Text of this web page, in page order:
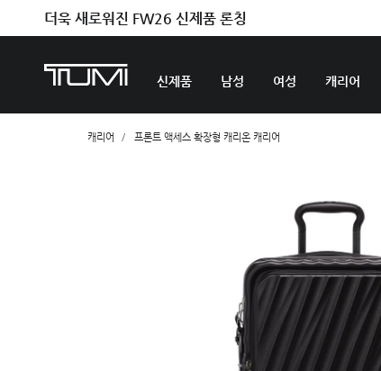
더욱 새로워진 FW26 신제품 론칭
신제품 남성 여성 캐리어
캐리어 프론트 액세스 확장형 캐리온 캐리어